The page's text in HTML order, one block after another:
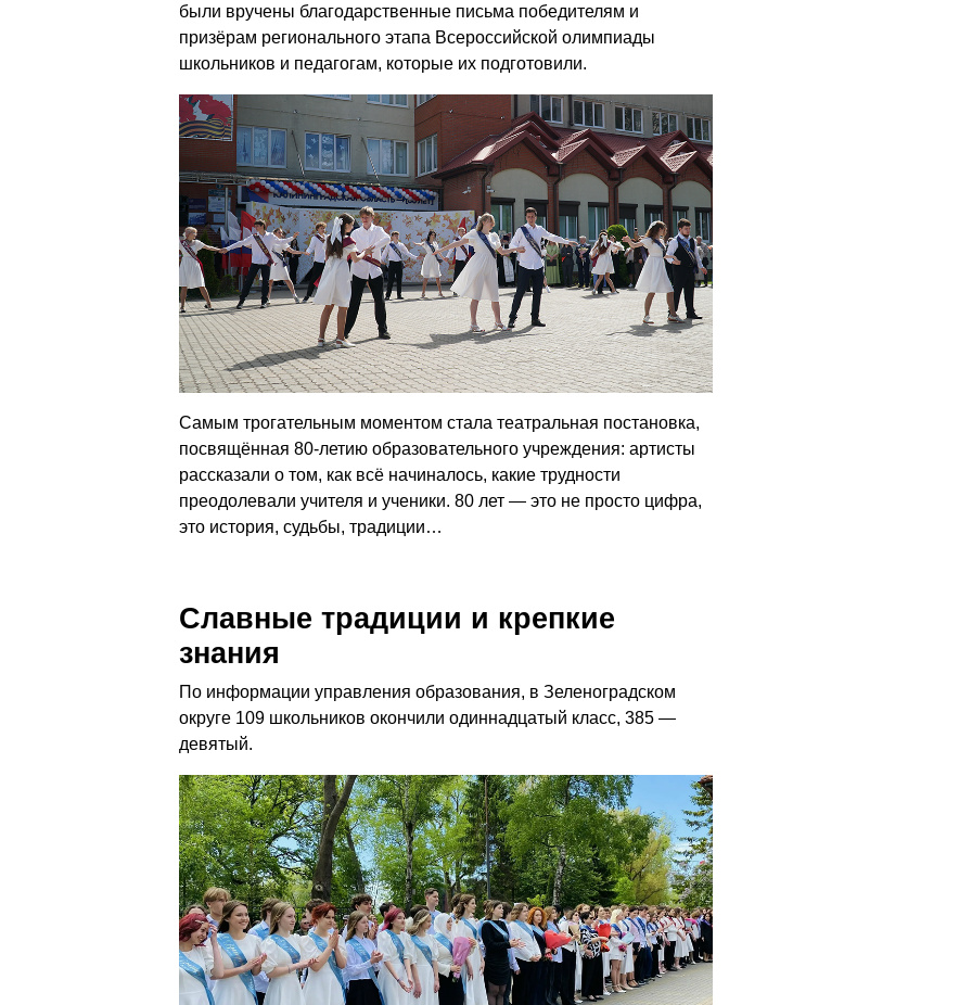
были вручены благодарственные письма победителям и
призёрам регионального этапа Всероссийской олимпиады
школьников и педагогам, которые их подготовили.
Самым трогательным моментом стала театральная постановка,
посвящённая 80-летию образовательного учреждения: артисты
рассказали о том, как всё начиналось, какие трудности
преодолевали учителя и ученики. 80 лет — это не просто цифра,
это история, судьбы, традиции…
Славные традиции и крепкие
знания
По информации управления образования, в Зеленоградском
округе 109 школьников окончили одиннадцатый класс, 385 —
девятый.